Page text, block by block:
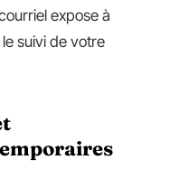
expose à
suivi de votre